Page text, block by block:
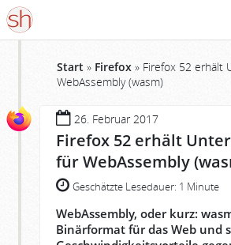
Start » Firefox » Firefox 52 erhält
WebAssembly (wasm)
26. Februar 2017
Firefox 52 erhält
für WebAssembly
Geschätzte Lesedauer: 1 Minute
WebAssembly, oder kurz:
Binärformat für das Web und